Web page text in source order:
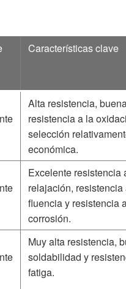
Características clave
Alta resistencia,
resistencia a la
selección
económica.
Excelente resistencia
relajación, resistencia
fluencia y resistencia
corrosión.
Muy alta resistencia,
soldabilidad y
fatiga.